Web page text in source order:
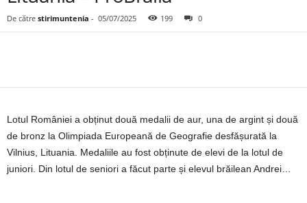
De către stirimuntenia - 05/07/2025 199 0
Lotul României a obținut două medalii de aur, una de argint și două
de bronz la Olimpiada Europeană de Geografie desfășurată la
Vilnius, Lituania. Medaliile au fost obținute de elevi de la lotul de
juniori. Din lotul de seniori a făcut parte și elevul brăilean Andrei…